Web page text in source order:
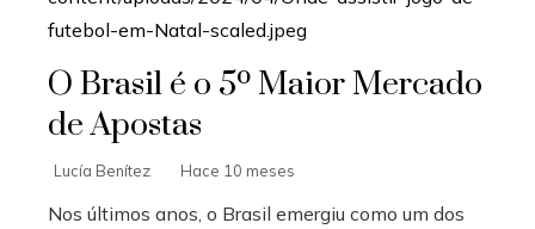
O Brasil é o 5º Maior Mercado
de Apostas
Lucía Benítez Hace 10 meses
Nos últimos anos, o Brasil emergiu como um dos